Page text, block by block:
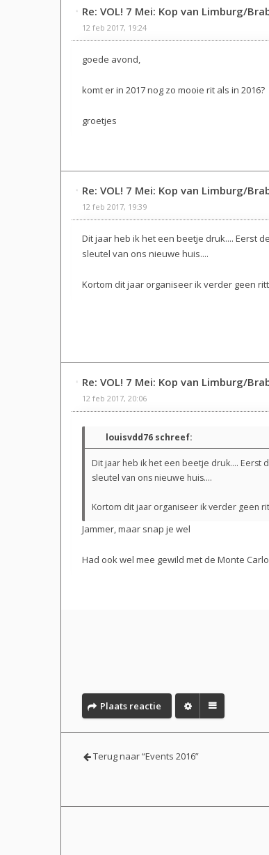
Re: VOL! 7 Mei: Kop van Limburg/
12 feb 2017, 19:24
goede avond,
komt er in 2017 nog zo mooie rit als in 2016?
groetjes
Re: VOL! 7 Mei: Kop van Limburg/
12 feb 2017, 19:39
Dit jaar heb ik het een beetje druk.... Eerst
sleutel van ons nieuwe huis....
Kortom dit jaar organiseer ik verder geen
Re: VOL! 7 Mei: Kop van Limburg/
12 feb 2017, 20:06
louisvdd76 schreef:
Dit jaar heb ik het een beetje druk.... Eerst
sleutel van ons nieuwe huis....
Kortom dit jaar organiseer ik verder geen
Jammer, maar snap je wel
Had ook wel mee gewild met de Monte
Plaats reactie
Terug naar “Events 2016”